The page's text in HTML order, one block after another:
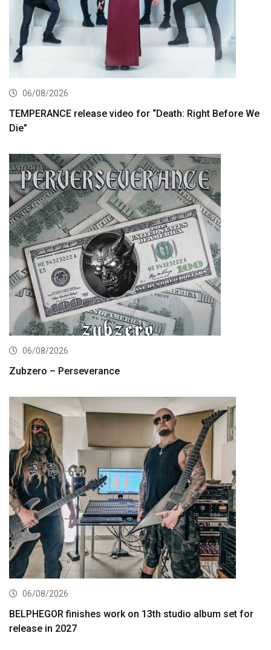
06/08/2026
TEMPERANCE release video for “Death: Right Before We
Die”
06/08/2026
Zubzero – Perseverance
06/08/2026
BELPHEGOR finishes work on 13th studio album set for
release in 2027